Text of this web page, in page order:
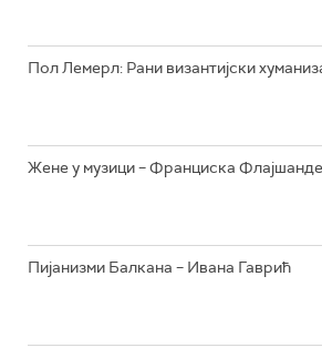
РАДИО
Пол Лемерл: Рани византијски
Жене у музици – Франциска
Пијанизми Балкана – Ивана Гаврић